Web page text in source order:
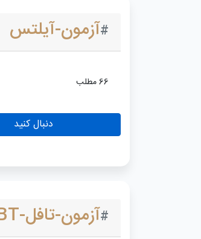
#آزمون-آیلتس
66 مطلب
دنبال کنید
#آزمون-تافل-IBT